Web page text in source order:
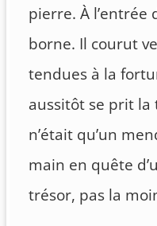
pierre. À
borne. Il courut
tendues à la
aussitôt se prit la
n’était qu’un
main en quête
trésor, pas la